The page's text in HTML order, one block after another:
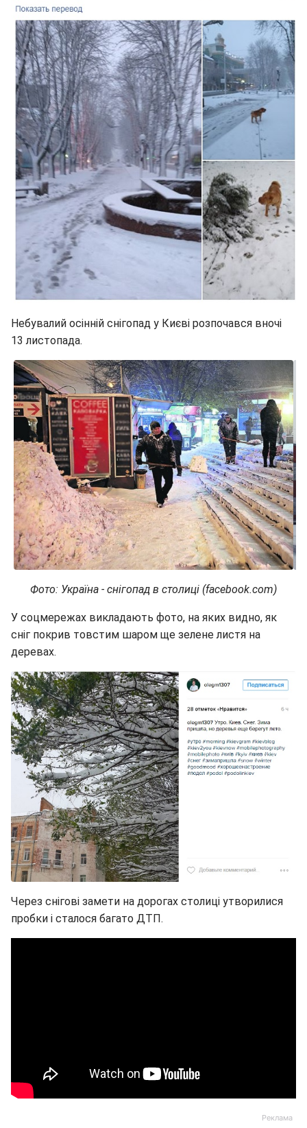
Небувалий осінній снігопад у Києві розпочався вночі
13 листопада.
Фото: Україна - снігопад в столиці (facebook.com)
У соцмережах викладають фото, на яких видно, як
сніг покрив товстим шаром ще зелене листя на
деревах.
Через снігові замети на дорогах столиці утворилися
пробки і сталося багато ДТП.